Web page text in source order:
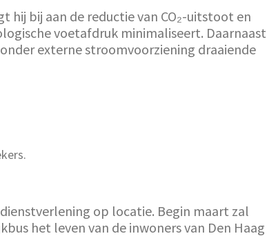
hij bij aan de reductie van CO₂-uitstoot en
voetafdruk minimaliseert. Daarnaast
externe stroomvoorziening draaiende
op locatie. Begin maart zal
het leven van de inwoners van Den Haag